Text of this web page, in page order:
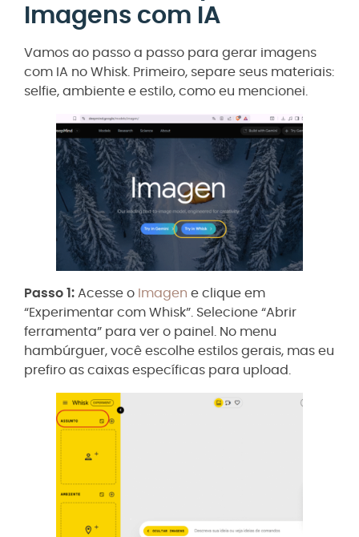
Imagens com IA
Vamos ao passo a passo para gerar imagens
com IA no Whisk. Primeiro, separe seus materiais:
selfie, ambiente e estilo, como eu mencionei.
Passo 1: Acesse o Imagen e clique em
“Experimentar com Whisk”. Selecione “Abrir
ferramenta” para ver o painel. No menu
hambúrguer, você escolhe estilos gerais, mas eu
prefiro as caixas específicas para upload.